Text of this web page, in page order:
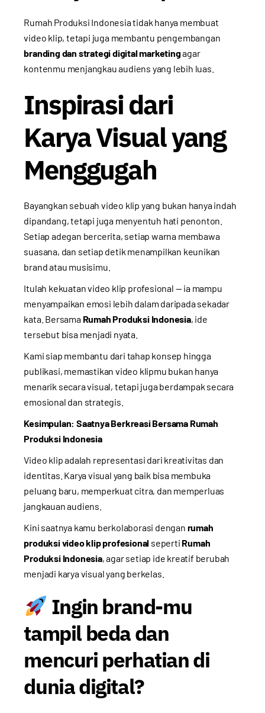
Rumah Produksi Indonesia tidak hanya membuat
video klip, tetapi juga membantu pengembangan
branding dan strategi digital marketingagar
kontenmu menjangkau audiens yang lebih luas.
Inspirasi dari
Karya Visual yang
Menggugah
Bayangkan sebuah video klip yang bukan hanya indah
dipandang, tetapi juga menyentuh hati penonton.
Setiap adegan bercerita, setiap warna membawa
suasana, dan setiap detik menampilkan keunikan
brand atau musisimu.
Itulah kekuatan video klip profesional — ia mampu
menyampaikan emosi lebih dalam daripada sekadar
kata. Bersama Rumah Produksi Indonesia, ide
tersebut bisa menjadi nyata.
Kami siap membantu dari tahap konsep hingga
publikasi, memastikan video klipmu bukan hanya
menarik secara visual, tetapi juga berdampak secara
emosional dan strategis.
Kesimpulan: Saatnya Berkreasi Bersama Rumah
Produksi Indonesia
Video klip adalah representasi dari kreativitas dan
identitas. Karya visual yang baik bisa membuka
peluang baru, memperkuat citra, dan memperluas
jangkauan audiens.
Kini saatnya kamu berkolaborasi dengan rumah
produksi video klip profesional seperti Rumah
Produksi Indonesia, agar setiap ide kreatif berubah
menjadi karya visual yang berkelas.
Ingin brand-mu
tampil beda dan
mencuri perhatian di
dunia digital?